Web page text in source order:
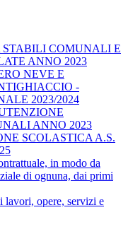
STABILI COMUNALI E
ANNO 2023
NEVE E
-
2023/2024
ANNO 2023
SCOLASTICA A.S.
in modo da
di ognuna, dai primi
lavori, opere, servizi e